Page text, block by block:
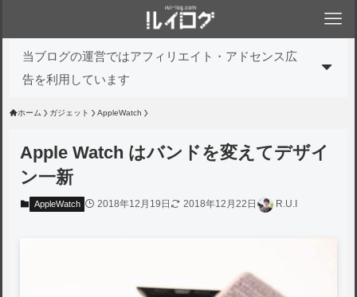
当ブログの運営ではアフィリエイト・アドセンス広
告を利用しています
ホーム ガジェット AppleWatch
Apple Watch はバンドを変えてデザイ
ン一新
AppleWatch 2018年12月19日 2018年12月22日 R.U.I